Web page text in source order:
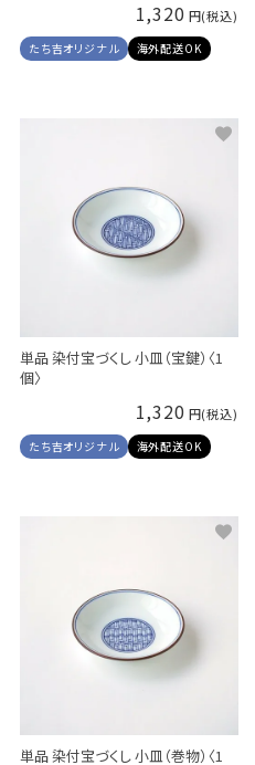
1,320
たち吉オリジナル 海外配送OK
単品 染付宝づくし 小皿（宝鍵）〈1
個〉
1,320
たち吉オリジナル 海外配送OK
単品 染付宝づくし 小皿（巻物）〈1